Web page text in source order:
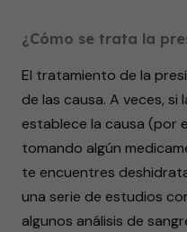
¿Cómo se trata la
El tratamiento de la
de las causa. A veces, si
establece la causa (por
tomando algún
te encuentres
una serie de estudios
algunos análisis de